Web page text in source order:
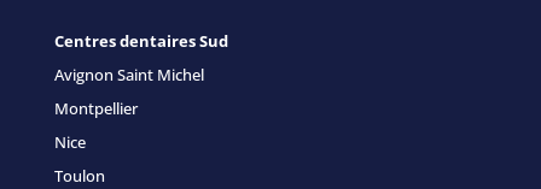
Centres dentaires Sud
Avignon Saint Michel
Montpellier
Nice
Toulon